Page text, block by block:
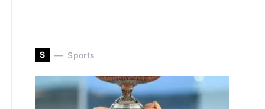
S Sports